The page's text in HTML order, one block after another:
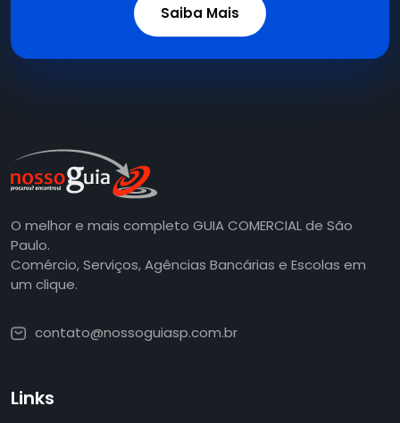
Saiba Mais
O melhor e mais completo GUIA COMERCIAL de São
Paulo.
Comércio, Serviços, Agências Bancárias e Escolas em
um clique.
contato@nossoguiasp.com.br
Links